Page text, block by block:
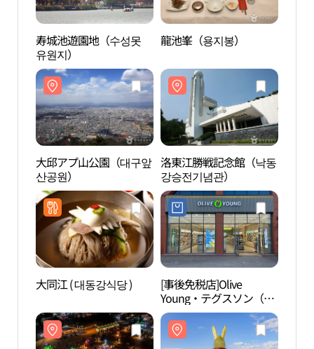
寿城池遊園地（수성못
유원지）
龍池峯（용지봉）
大邱アプ山公園（대구앞
산공원）
洛東江勝戦記念館（낙동
강승전기념관）
大同江 ( 대동강식당 )
[事後免税店]Olive
Young・テグスソン（大
邱寿城）スクエア店(올
리브영 대구수성스퀘어
점)